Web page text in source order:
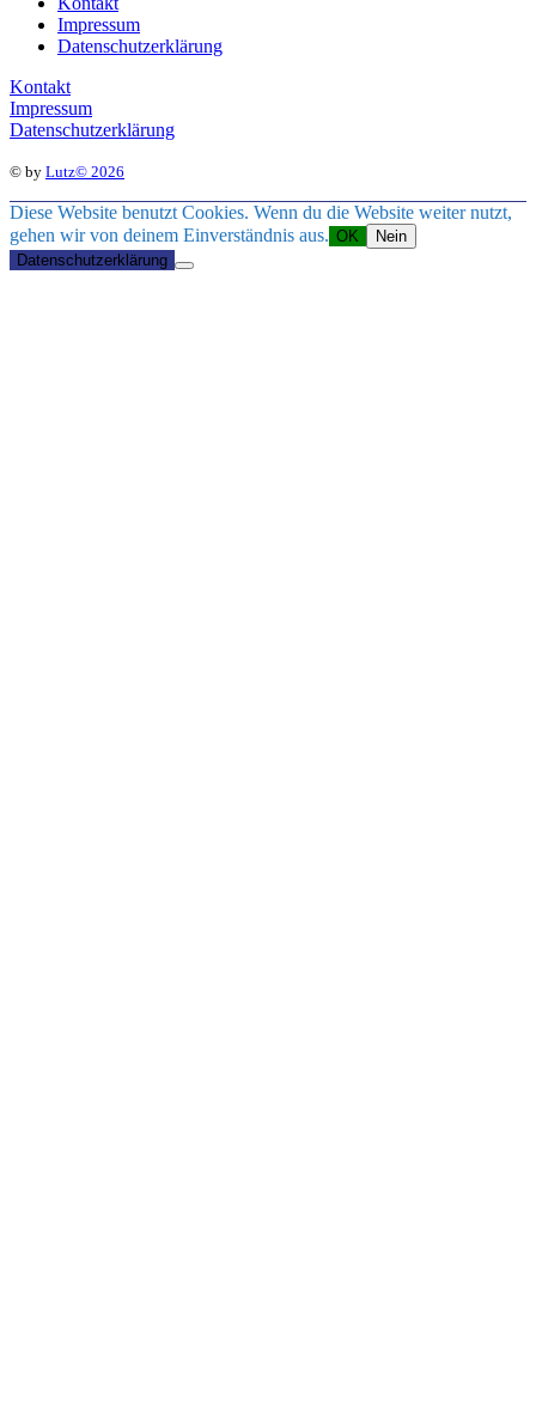
Impressum
Datenschutzerklärung
Kontakt
Impressum
Datenschutzerklärung
© by Lutz© 2026
Diese Website benutzt Cookies. Wenn du die Website weiter nutzt,
gehen wir von deinem Einverständnis aus. OK
Nein
Datenschutzerklärung